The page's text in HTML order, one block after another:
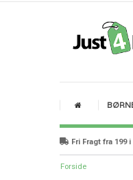
Fri Fragt fra 199
Forside